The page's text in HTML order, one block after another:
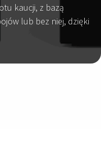
kaucji, z bazą
lub bez niej, dzięki